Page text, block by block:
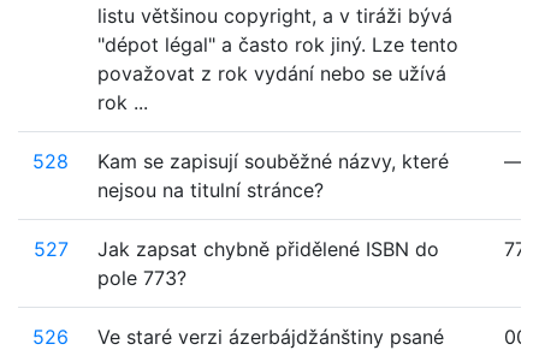
listu většinou copyright, a v tiráži bývá
"dépot légal" a často rok jiný. Lze tento
považovat z rok vydání nebo se užívá
rok ...
528
Kam se zapisují souběžné názvy, které
nejsou na titulní stránce?
—
527
Jak zapsat chybně přidělené ISBN do
pole 773?
773
526
Ve staré verzi ázerbájdžánštiny psané